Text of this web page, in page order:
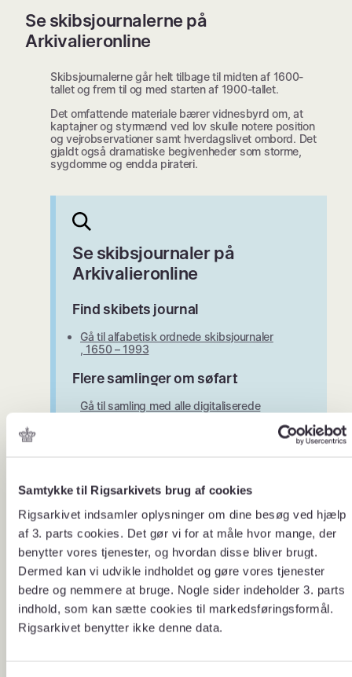
Samtykke til Rigsarkivets brug af cookies
Rigsarkivet indsamler oplysninger om dine besøg ved hjælp
af 3. parts cookies. Det gør vi for at måle hvor mange, der
benytter vores tjenester, og hvordan disse bliver brugt.
Dermed kan vi udvikle indholdet og gøre vores tjenester
bedre og nemmere at bruge. Nogle sider indeholder 3. parts
indhold, som kan sætte cookies til markedsføringsformål.
Rigsarkivet benytter ikke denne data.
Se skibsjournalerne på
Arkivalieronline
Skibsjournalerne går helt tilbage til midten af 1600-
tallet og frem til og med starten af 1900-tallet.
Det omfattende materiale bærer vidnesbyrd om, at
kaptajner og styrmænd ved lov skulle notere position
og vejrobservationer samt hverdagslivet ombord. Det
gjaldt også dramatiske begivenheder som storme,
sygdomme og endda pirateri.
Se skibsjournaler på
Arkivalieronline
Find skibets journal
Gå til alfabetisk ordnede skibsjournaler
, 1650 – 1993
Flere samlinger om søfart
Gå til samling med alle digitaliserede
vejr –
fremtidens
klima
skibsjournalerne udgør en unik
kilde til fortidens klima,”
Adam Jon Kronegh. “Vi kan gå
tilbage og se, om et bestemt
område var dækket af is, hvor
koldt det var og om en storm
havde ramt. Det er oplysninger,
som klimaforskerne kan bruge til at
forbedre deres klimamodeller.”
Klimaforsker ph.d. Martin Stendel
fra DMI er enig og siger: